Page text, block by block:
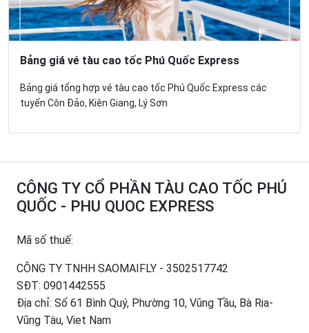
Bảng giá vé tàu cao tốc Phú Quốc Express
Bảng giá tổng hợp vé tàu cao tốc Phú Quốc Express các
tuyến Côn Đảo, Kiên Giang, Lý Sơn
CÔNG TY CỔ PHẦN TÀU CAO TỐC PHÚ
QUỐC - PHU QUOC EXPRESS
Mã số thuế:
CÔNG TY TNHH SAOMAIFLY - 3502517742
SĐT: 0901442555
Địa chỉ: Số 61 Bình Quý, Phường 10, Vũng Tầu, Bà Rịa-
Vũng Tàu, Viet Nam